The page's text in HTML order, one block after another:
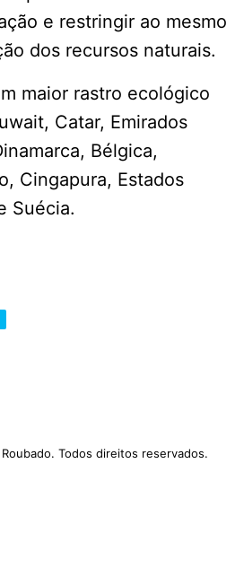
e restringir ao mesmo
dos recursos naturais.
maior rastro ecológico
Catar, Emirados
Bélgica,
Cingapura, Estados
Suécia.
Todos direitos reservados.